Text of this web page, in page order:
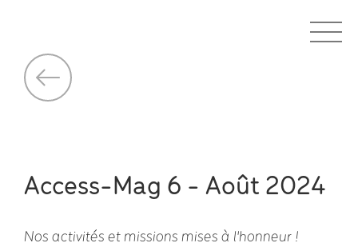
Access-Mag 6 - Août 2024
Nos activités et missions mises à l'honneur !